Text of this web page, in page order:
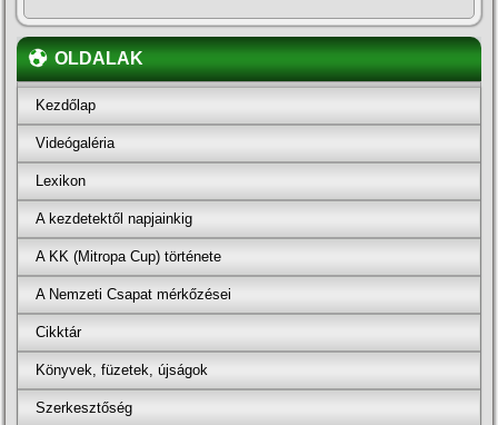
OLDALAK
Kezdőlap
Videógaléria
Lexikon
A kezdetektől napjainkig
A KK (Mitropa Cup) története
A Nemzeti Csapat mérkőzései
Cikktár
Könyvek, füzetek, újságok
Szerkesztőség